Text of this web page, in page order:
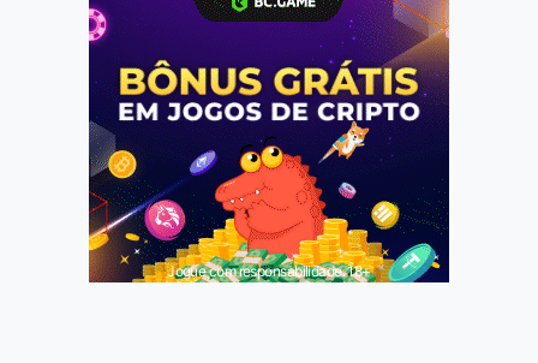
Jogue com responsabilidade. 18+